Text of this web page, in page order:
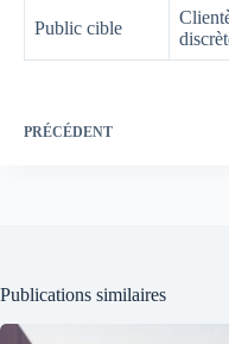
Public cible
PRÉCÉDENT
Publications similaires